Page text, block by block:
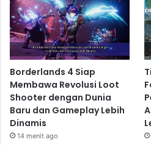
pilot jet tempur. Siapkan
berbagai situasi tak terduga
menguji keahlianmu.
Fitur Unggulan
Grafik dan
Memukau
Metalstorm bukan hanya
tetapi juga visual dan audio
Borderlands 4 Siap
Membawa Revolusi Loot
Shooter dengan Dunia
Baru dan Gameplay Lebih
Dinamis
14 menit ago